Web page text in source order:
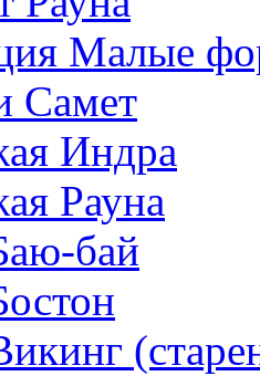
Малые
Самет
Индра
Рауна
бай